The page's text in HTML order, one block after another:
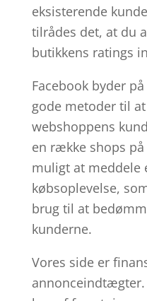
eksisterende
tilrådes det, at du
butikkens ratings
Facebook byder
gode metoder til
webshoppens
en række shops
muligt at meddele
købsoplevelse,
brug til at
kunderne.
Vores side er